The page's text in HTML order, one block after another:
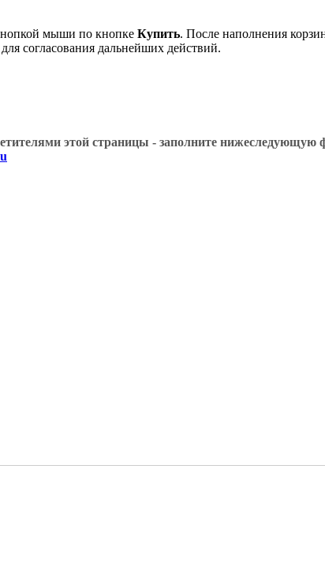
мыши по кнопке Купить. После наполнения
согласования дальнейших действий.
этой страницы - заполните